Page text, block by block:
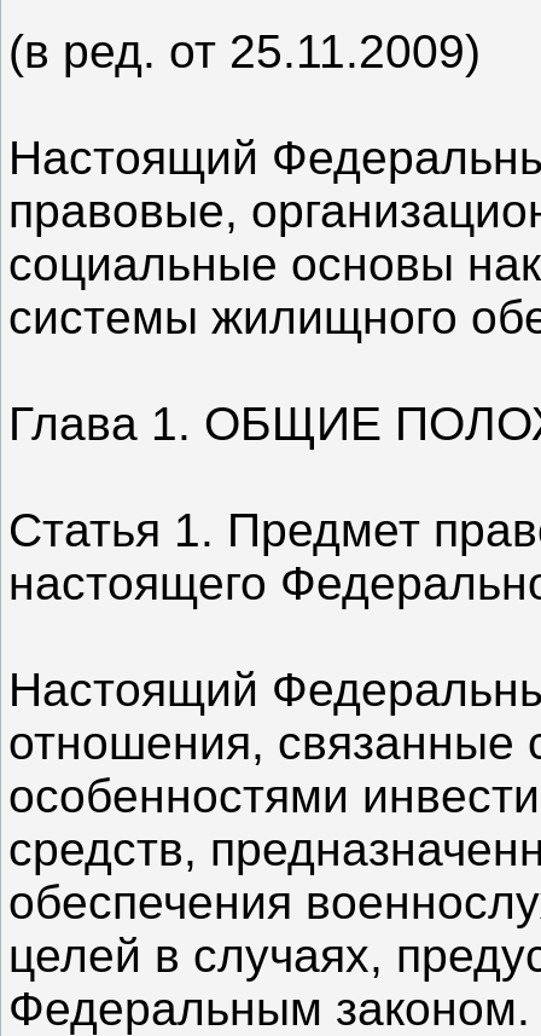
(в ред. от 25.11.2009)
Настоящий
правовые,
социальные основы
системы жилищного
Глава 1. ОБЩИЕ
Статья 1. Предмет
настоящего
Настоящий
отношения,
особенностями
средств,
обеспечения
целей в случаях,
Федеральным законом.